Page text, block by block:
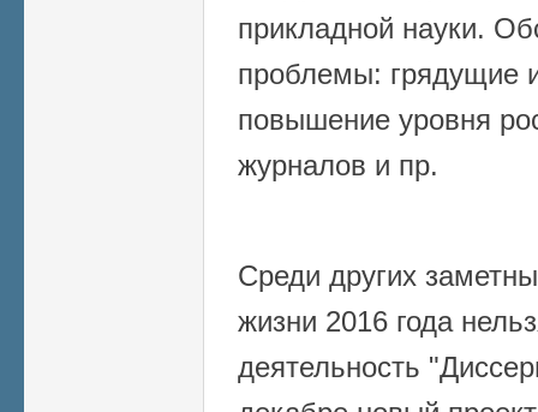
прикладной науки.
проблемы: грядущие
повышение уровня
журналов и пр.
Среди других
жизни 2016 года
деятельность